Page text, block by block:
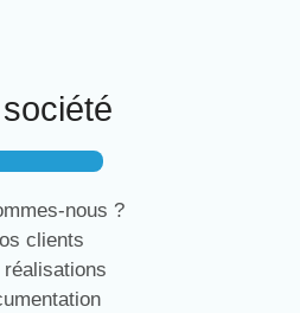
nous ?
clients
réalisations